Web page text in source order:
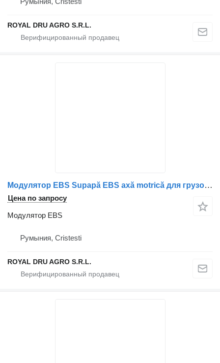
ROYAL DRU AGRO S.R.L.
Модулятор EBS Supapă EBS axă motrică для грузовика MAN 81521066059 / 81521066066 / 81521066040 / 1527245 / 81521066072 / 81521069066
Цена по запросу
Модулятор EBS
Румыния, Cristesti
ROYAL DRU AGRO S.R.L.